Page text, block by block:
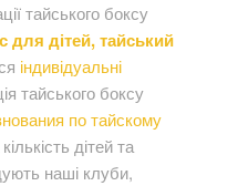
тайського боксу
для дітей, тайський
індивідуальні
тайського боксу
по тайскому
дітей та
наші клуби,